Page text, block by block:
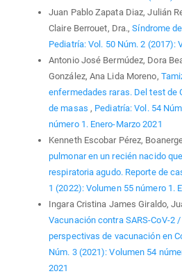
Juan Pablo Zapata Diaz, Julián
Claire Berrouet, Dra.,Síndrome
Pediatría: Vol. 50 Núm. 2 (2017):
Antonio José Bermúdez, Dora
González, Ana Lida Moreno,
enfermedades raras. Del test de
de masas , Pediatría: Vol. 54
número 1. Enero-Marzo 2021
Kenneth Escobar Pérez,
pulmonar en un recién nacido
respiratoria agudo. Reporte de
1 (2022): Volumen 55 número 1.
Ingara Cristina James Giraldo,
Vacunación contra SARS-CoV-2
perspectivas de vacunación en
Núm. 3 (2021): Volumen 54
2021